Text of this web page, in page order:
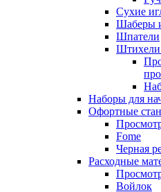
Сухие
Шаберы
Шпатели
Штихели
Наборы для
Офортные
Fome
Черная
Расходные
Войлок